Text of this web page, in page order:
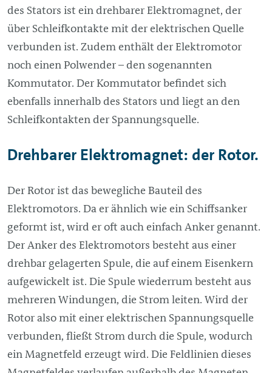
des Stators ist ein drehbarer Elektromagnet, der
über Schleifkontakte mit der elektrischen Quelle
verbunden ist. Zudem enthält der Elektromotor
noch einen Polwender – den sogenannten
Kommutator. Der Kommutator befindet sich
ebenfalls innerhalb des Stators und liegt an den
Schleifkontakten der Spannungsquelle.
Drehbarer Elektromagnet: der Rotor.
Der Rotor ist das bewegliche Bauteil des
Elektromotors. Da er ähnlich wie ein Schiffsanker
geformt ist, wird er oft auch einfach Anker genannt.
Der Anker des Elektromotors besteht aus einer
drehbar gelagerten Spule, die auf einem Eisenkern
aufgewickelt ist. Die Spule wiederrum besteht aus
mehreren Windungen, die Strom leiten. Wird der
Rotor also mit einer elektrischen Spannungsquelle
verbunden, fließt Strom durch die Spule, wodurch
ein Magnetfeld erzeugt wird. Die Feldlinien dieses